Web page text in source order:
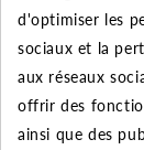
REMISE
Appliquée
Quantité
d'optimiser les
sociaux et la
aux réseaux
offrir des
ainsi que des